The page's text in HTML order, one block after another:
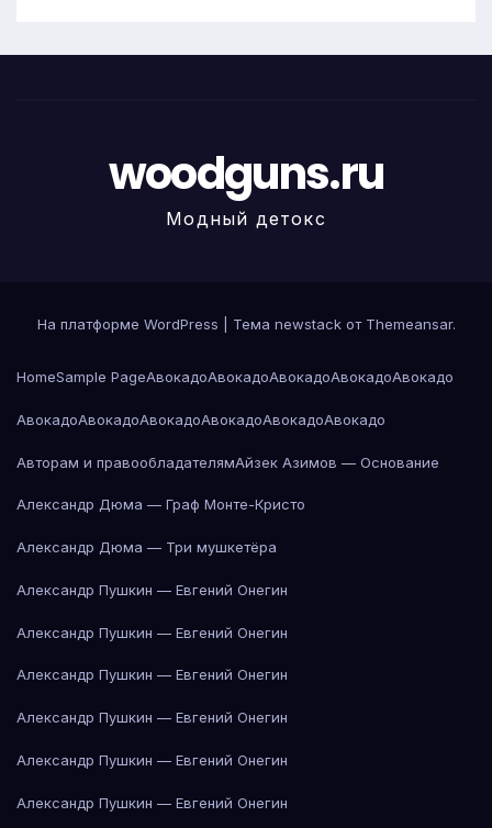
woodguns.ru
Модный детокс
На платформе WordPress Тема newstack от Themeansar.
HomeSample PageАвокадоАвокадоАвокадоАвокадоАвокадо
АвокадоАвокадоАвокадоАвокадоАвокадоАвокадо
Авторам и правообладателямАйзек Азимов — Основание
Александр Дюма — Граф Монте-Кристо
Александр Дюма — Три мушкетёра
Александр Пушкин — Евгений Онегин
Александр Пушкин — Евгений Онегин
Александр Пушкин — Евгений Онегин
Александр Пушкин — Евгений Онегин
Александр Пушкин — Евгений Онегин
Александр Пушкин — Евгений Онегин